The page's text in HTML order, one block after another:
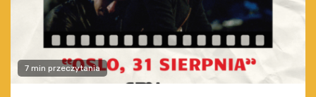
7 min przeczytania